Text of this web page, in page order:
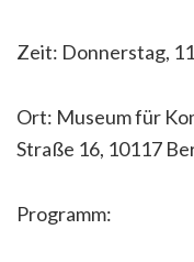
Zeit: Donnerstag,
Ort: Museum für
Straße 16, 10117
Programm: